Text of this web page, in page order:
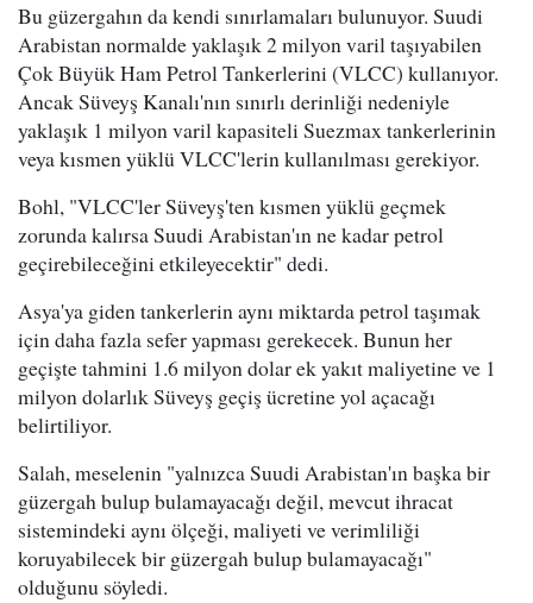
Bu güzergahın da kendi sınırlamaları bulunuyor. Suudi
Arabistan normalde yaklaşık 2 milyon varil taşıyabilen
Çok Büyük Ham Petrol Tankerlerini (VLCC) kullanıyor.
Ancak Süveyş Kanalı'nın sınırlı derinliği nedeniyle
yaklaşık 1 milyon varil kapasiteli Suezmax tankerlerinin
veya kısmen yüklü VLCC'lerin kullanılması gerekiyor.
Bohl, "VLCC'ler Süveyş'ten kısmen yüklü geçmek
zorunda kalırsa Suudi Arabistan'ın ne kadar petrol
geçirebileceğini etkileyecektir" dedi.
Asya'ya giden tankerlerin aynı miktarda petrol taşımak
için daha fazla sefer yapması gerekecek. Bunun her
geçişte tahmini 1.6 milyon dolar ek yakıt maliyetine ve 1
milyon dolarlık Süveyş geçiş ücretine yol açacağı
belirtiliyor.
Salah, meselenin "yalnızca Suudi Arabistan'ın başka bir
güzergah bulup bulamayacağı değil, mevcut ihracat
sistemindeki aynı ölçeği, maliyeti ve verimliliği
koruyabilecek bir güzergah bulup bulamayacağı"
olduğunu söyledi.